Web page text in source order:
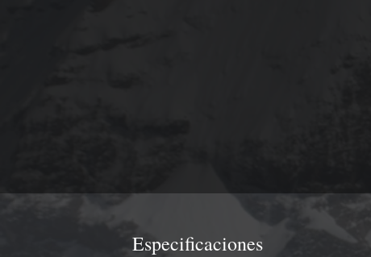
Especificaciones